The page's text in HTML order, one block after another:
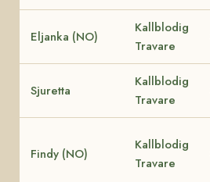
Eljanka (NO)
Kallblodig
Travare
Sjuretta
Kallblodig
Travare
Findy (NO)
Kallblodig
Travare